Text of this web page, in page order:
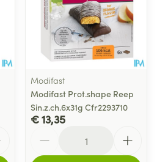
Modifast
Modifast Prot.shape Reep
Sin.z.ch.6x31g Cfr2293710
€ 13,35